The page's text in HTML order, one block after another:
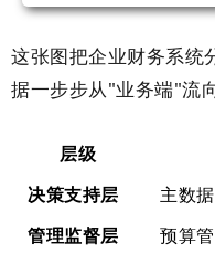
这张图把企业财务系统
据一步步从"业务端"流
层级
决策支持层
主数
管理监督层
预算